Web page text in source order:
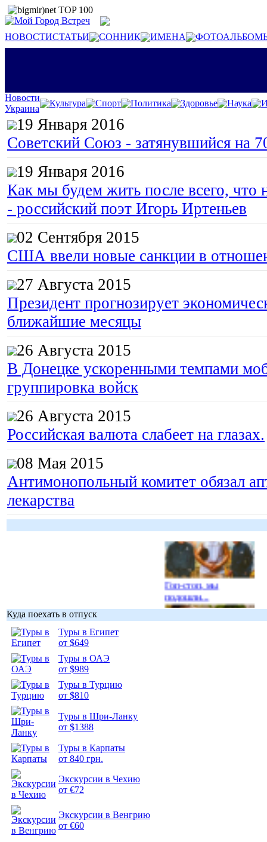
НОВОСТИСТАТЬИ СОННИК ИМЕНА
Новости
Украина
Культура Спорт Политика Здоровье Наука
19 Января 2016
Советский Союз - затянувшийся на
19 Января 2016
Как мы будем жить после всего, что
- российский поэт Игорь Иртеньев
02 Сентября 2015
США ввели новые санкции в
27 Августа 2015
Президент прогнозирует
ближайшие месяцы
26 Августа 2015
В Донецке ускоренными темпами
группировка войск
26 Августа 2015
Российская валюта слабеет на глазах.
08 Мая 2015
Антимонопольный комитет обязал
лекарства
Гоп-стоп, мы
подошли...
Куда поехать в отпуск
Туры в Египет
от $649
Туры в ОАЭ
от $989
Туры в Турцию
от $810
Туры в Шри-Ланку
от $1388
Туры в Карпаты
от 840 грн.
Экскурсии в Чехию
от €72
Экскурсии в Венгрию
от €60